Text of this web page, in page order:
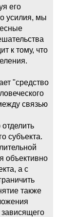
его
усилия, мы
к тому, что
"средство
связью
субъекта.
объективно
а с
также
зависящего